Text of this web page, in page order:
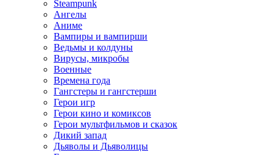
Steampunk
Ангелы
Аниме
Вампиры и вампирши
Ведьмы и колдуны
Вирусы, микробы
Военные
Времена года
Гангстеры и гангстерши
Герои игр
Герои кино и комиксов
Герои мультфильмов и сказок
Дикий запад
Дьяволы и Дьяволицы